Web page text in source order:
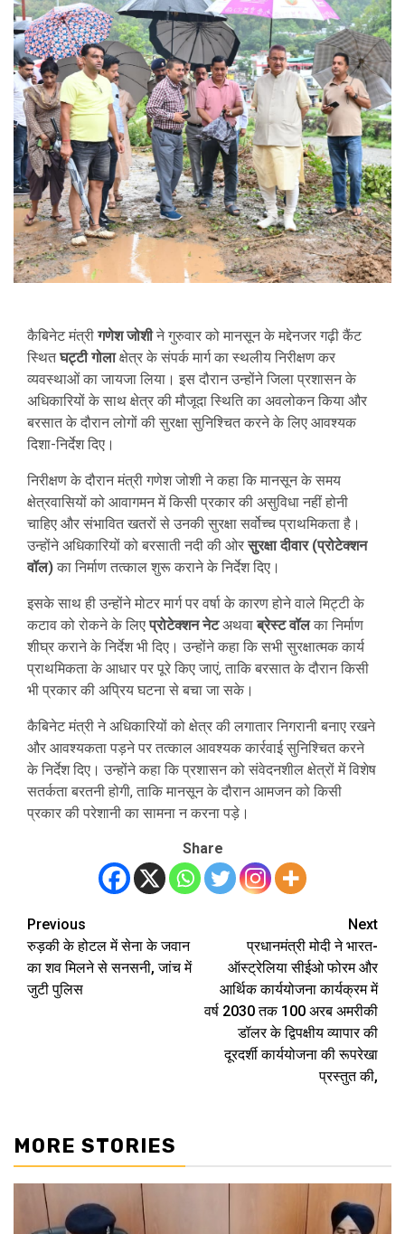
कैबिनेट मंत्रीगणेश जोशीने गुरुवार को मानसून के मद्देनजर गढ़ी कैंट
स्थितघट्टी गोलाक्षेत्र के संपर्क मार्ग का स्थलीय निरीक्षण कर
व्यवस्थाओं का जायजा लिया। इस दौरान उन्होंने जिला प्रशासन के
अधिकारियों के साथ क्षेत्र की मौजूदा स्थिति का अवलोकन किया और
बरसात के दौरान लोगों की सुरक्षा सुनिश्चित करने के लिए आवश्यक
दिशा-निर्देश दिए।
निरीक्षण के दौरान मंत्री गणेश जोशी ने कहा कि मानसून के समय
क्षेत्रवासियों को आवागमन में किसी प्रकार की असुविधा नहीं होनी
चाहिए और संभावित खतरों से उनकी सुरक्षा सर्वोच्च प्राथमिकता है।
उन्होंने अधिकारियों को बरसाती नदी की ओरसुरक्षा दीवार (प्रोटेक्शन
वॉल) का निर्माण तत्काल शुरू कराने के निर्देश दिए।
इसके साथ ही उन्होंने मोटर मार्ग पर वर्षा के कारण होने वाले मिट्टी के
कटाव को रोकने के लिएप्रोटेक्शन नेटअथवाब्रेस्ट वॉलका निर्माण
शीघ्र कराने के निर्देश भी दिए। उन्होंने कहा कि सभी सुरक्षात्मक कार्य
प्राथमिकता के आधार पर पूरे किए जाएं, ताकि बरसात के दौरान किसी
भी प्रकार की अप्रिय घटना से बचा जा सके।
कैबिनेट मंत्री ने अधिकारियों को क्षेत्र की लगातार निगरानी बनाए रखने
और आवश्यकता पड़ने पर तत्काल आवश्यक कार्रवाई सुनिश्चित करने
के निर्देश दिए। उन्होंने कहा कि प्रशासन को संवेदनशील क्षेत्रों में विशेष
सतर्कता बरतनी होगी, ताकि मानसून के दौरान आमजन को किसी
प्रकार की परेशानी का सामना न करना पड़े।
Share
Post
navigation
Previous
रुड़की के होटल में सेना के जवान
का शव मिलने से सनसनी, जांच में
जुटी पुलिस
Next
प्रधानमंत्री मोदी ने भारत-
ऑस्ट्रेलिया सीईओ फोरम और
आर्थिक कार्ययोजना कार्यक्रम में
वर्ष 2030 तक 100 अरब अमरीकी
डॉलर के द्विपक्षीय व्यापार की
दूरदर्शी कार्ययोजना की रूपरेखा
प्रस्तुत की,
MORE STORIES